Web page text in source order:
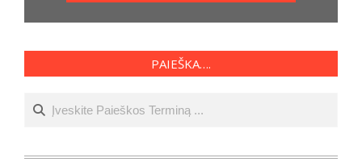
PAIEŠKA….
Ieškoti